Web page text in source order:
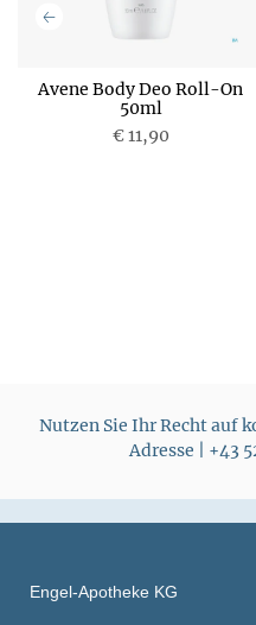
Avene Body Deo Roll-On
50ml
€ 11,90
Nutzen Sie Ihr Recht auf
Adresse | +43
Engel-Apotheke KG